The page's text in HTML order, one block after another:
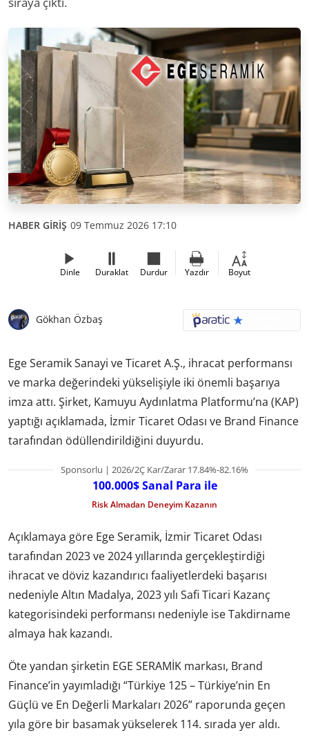
HABER GİRİŞ 09 Temmuz 2026 17:10
Dinle Duraklat Durdur Yazdır Boyut
Gökhan Özbaş
Ege Seramik Sanayi ve Ticaret A.Ş., ihracat performansı
ve marka değerindeki yükselişiyle iki önemli başarıya
imza attı. Şirket, Kamuyu Aydınlatma Platformu’na (KAP)
yaptığı açıklamada, İzmir Ticaret Odası ve Brand Finance
tarafından ödüllendirildiğini duyurdu.
Sponsorlu | 2026/2Ç Kar/Zarar 17.84%-82.16%
100.000$ Sanal Para ile
Risk Almadan Deneyim Kazanın
Açıklamaya göre Ege Seramik, İzmir Ticaret Odası
tarafından 2023 ve 2024 yıllarında gerçekleştirdiği
ihracat ve döviz kazandırıcı faaliyetlerdeki başarısı
nedeniyle Altın Madalya, 2023 yılı Safi Ticari Kazanç
kategorisindeki performansı nedeniyle ise Takdirname
almaya hak kazandı.
Öte yandan şirketin EGE SERAMİK markası, Brand
Finance’in yayımladığı “Türkiye 125 – Türkiye’nin En
Güçlü ve En Değerli Markaları 2026” raporunda geçen
yıla göre bir basamak yükselerek 114. sırada yer aldı.